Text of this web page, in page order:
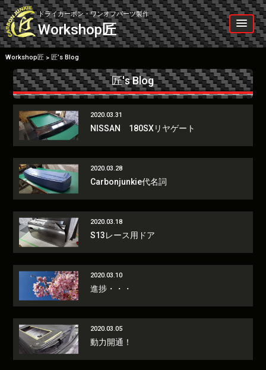
Skip
to
content
ドライカーボン・ワンオフパーツ製作
Workshop匠
Workshop匠> 匠’s Blog
匠's Blog
2020.03.31
NISSAN 180SXリヤゲート
2020.03.28
Carbonjunkie代名詞
2020.03.18
S13レース用ドア
2020.03.10
進捗・・・
2020.03.05
動力開通！